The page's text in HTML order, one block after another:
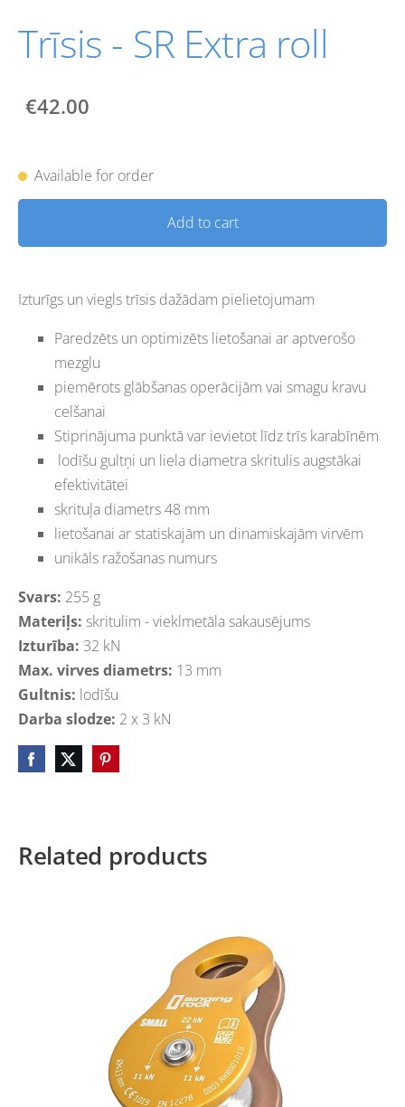
Trīsis - SR Extra roll
€42.00
Available for order
Add to cart
Izturīgs un viegls trīsis dažādam pielietojumam
Paredzēts un optimizēts lietošanai ar aptverošo
mezglu
piemērots glābšanas operācijām vai smagu kravu
celšanai
Stiprinājuma punktā var ievietot līdz trīs karabīnēm
lodīšu gultņi un liela diametra skritulis augstākai
efektivitātei
skrituļa diametrs 48 mm
lietošanai ar statiskajām un dinamiskajām virvēm
unikāls ražošanas numurs
Svars: 255 g
Materiļs: skritulim - vieklmetāla sakausējums
Izturība: 32 kN
Max. virves diametrs: 13 mm
Gultnis: lodīšu
Darba slodze: 2 x 3 kN
Related products